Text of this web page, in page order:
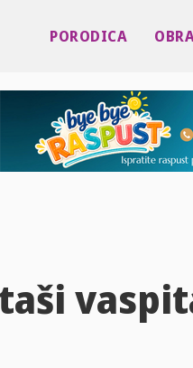
PORODICA